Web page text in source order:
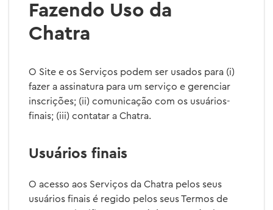
Fazendo Uso da
Chatra
O Site e os Serviços podem ser usados para (i)
fazer a assinatura para um serviço e gerenciar
inscrições; (ii) comunicação com os usuários-
finais; (iii) contatar a Chatra.
Usuários finais
O acesso aos Serviços da Chatra pelos seus
usuários finais é regido pelos seus Termos de